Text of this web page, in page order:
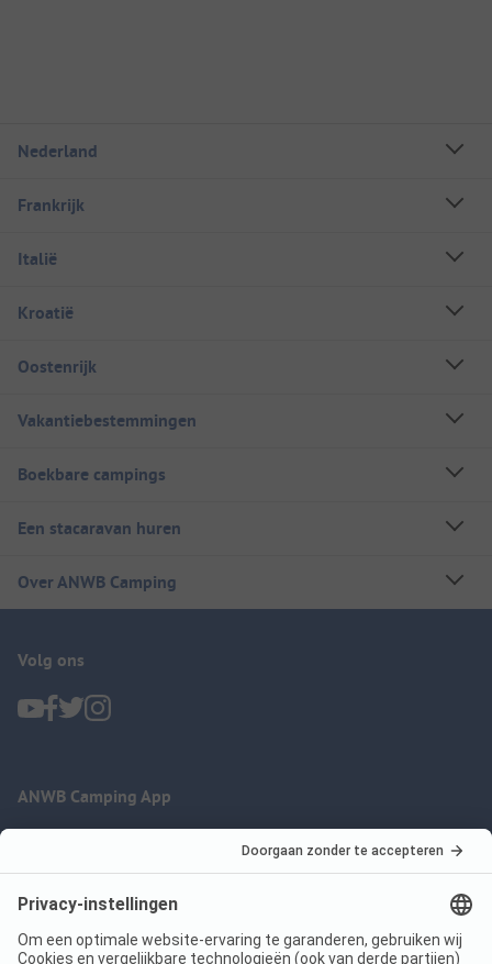
Nederland
Frankrijk
Italië
Kroatië
Oostenrijk
Vakantiebestemmingen
Boekbare campings
Een stacaravan huren
Over ANWB Camping
Volg ons
ANWB Camping App